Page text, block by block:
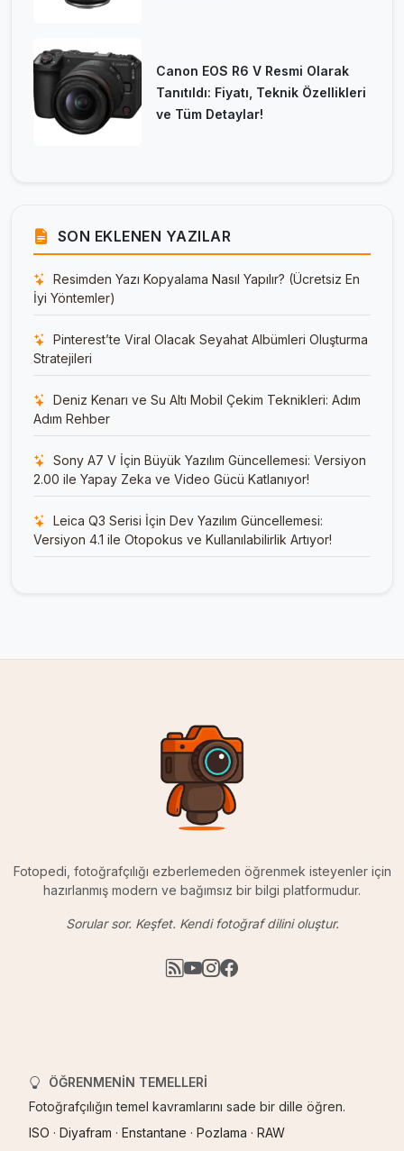
Canon EOS R6 V Resmi Olarak
Tanıtıldı: Fiyatı, Teknik Özellikleri
ve Tüm Detaylar!
SON EKLENEN YAZILAR
Resimden Yazı Kopyalama Nasıl Yapılır? (Ücretsiz En
İyi Yöntemler)
Pinterest’te Viral Olacak Seyahat Albümleri Oluşturma
Stratejileri
Deniz Kenarı ve Su Altı Mobil Çekim Teknikleri: Adım
Adım Rehber
Sony A7 V İçin Büyük Yazılım Güncellemesi: Versiyon
2.00 ile Yapay Zeka ve Video Gücü Katlanıyor!
Leica Q3 Serisi İçin Dev Yazılım Güncellemesi:
Versiyon 4.1 ile Otopokus ve Kullanılabilirlik Artıyor!
Fotopedi, fotoğrafçılığı ezberlemeden öğrenmek isteyenler için
hazırlanmış modern ve bağımsız bir bilgi platformudur.
Sorular sor. Keşfet. Kendi fotoğraf dilini oluştur.
ÖĞRENMENIN TEMELLERI
Fotoğrafçılığın temel kavramlarını sade bir dille öğren.
ISO · Diyafram · Enstantane · Pozlama · RAW